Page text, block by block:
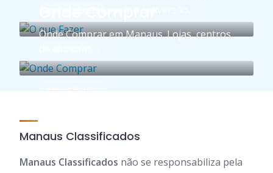
Onde Comprar em Manaus. Lojas, centros
Manaus Classificados
Manaus Classificados não se responsabiliza pela